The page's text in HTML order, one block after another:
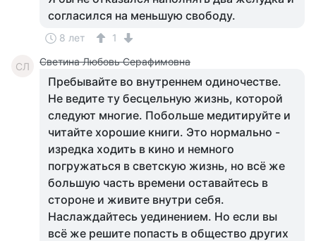
согласился на меньшую свободу.
8 лет 1
СЛ Светина Любовь Серафимовна
Пребывайте во внутреннем одиночестве.
Не ведите ту бесцельную жизнь, которой
следуют многие. Побольше медитируйте и
читайте хорошие книги. Это нормально -
изредка ходить в кино и немного
погружаться в светскую жизнь, но всё же
большую часть времени оставайтесь в
стороне и живите внутри себя.
Наслаждайтесь уединением. Но если вы
всё же решите попасть в общество других